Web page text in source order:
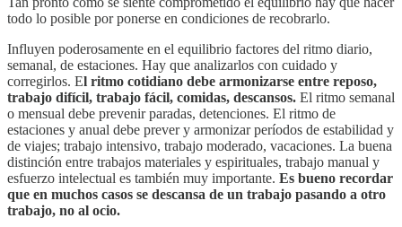
todo lo posible por ponerse en condiciones de recobrarlo.
Influyen poderosamente en el equilibrio factores del ritmo diario,
semanal, de estaciones. Hay que analizarlos con cuidado y
corregirlos. El ritmo cotidiano debe armonizarse entre reposo,
trabajo difícil, trabajo fácil, comidas, descansos. El ritmo semanal
o mensual debe prevenir paradas, detenciones. El ritmo de
estaciones y anual debe prever y armonizar períodos de estabilidad y
de viajes; trabajo intensivo, trabajo moderado, vacaciones. La buena
distinción entre trabajos materiales y espirituales, trabajo manual y
esfuerzo intelectual es también muy importante. Es bueno recordar
que en muchos casos se descansa de un trabajo pasando a otro
trabajo, no al ocio.